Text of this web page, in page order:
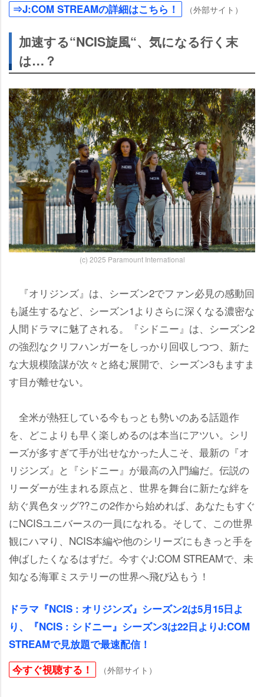
⇒J:COM STREAMの詳細はこちら！ （外部サイト）
加速する“NCIS旋風“、気になる行く末
は…？
(c) 2025 Paramount International
『オリジンズ』は、シーズン2でファン必見の感動回
も誕生するなど、シーズン1よりさらに深くなる濃密な
人間ドラマに魅了される。『シドニー』は、シーズン2
の強烈なクリフハンガーをしっかり回収しつつ、新た
な大規模陰謀が次々と絡む展開で、シーズン3もますま
す目が離せない。
全米が熱狂している今もっとも勢いのある話題作
を、どこよりも早く楽しめるのは本当にアツい。シリ
ーズが多すぎて手が出せなかった人こそ、最新の『オ
リジンズ』と『シドニー』が最高の入門編だ。伝説の
リーダーが生まれる原点と、世界を舞台に新たな絆を
紡ぐ異色タッグ??この2作から始めれば、あなたもすぐ
にNCISユニバースの一員になれる。そして、この世界
観にハマり、NCIS本編や他のシリーズにもきっと手を
伸ばしたくなるはずだ。今すぐJ:COM STREAMで、未
知なる海軍ミステリーの世界へ飛び込もう！
ドラマ『NCIS : オリジンズ』シーズン2は5月15日よ
り、『NCIS : シドニー』シーズン3は22日よりJ:COM
STREAMで見放題で最速配信！
今すぐ視聴する！
（外部サイト）